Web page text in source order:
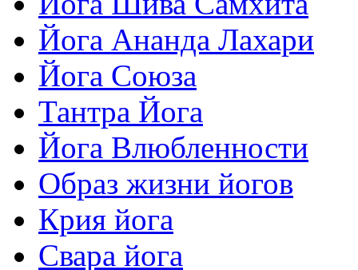
Йога Ананда Лахари
Йога Союза
Тантра Йога
Йога Влюбленности
Образ жизни йогов
Крия йога
Свара йога